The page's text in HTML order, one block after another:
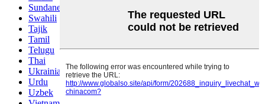
Sundanese
Swahili
Tajik
Tamil
Telugu
Thai
Ukrainian
Urdu
Uzbek